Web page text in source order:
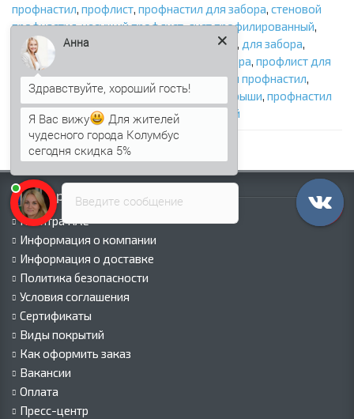
профнастил, профлист, профнастил для забора, стеновой
профнастил,несущий профлист,лист профилированный,
профилированный лист
металлопрофиль , для забора,
заборный профнастил
профлист для забора, профлист для
крыши,профлисты,профлист,кровельный профнастил,
профлист кровельный,профнастил для крыши, профнастил
несущий
несущий лист профилированный
Информация
Палитра RAL
Информация о компании
Информация о доставке
Политика безопасности
Условия соглашения
Сертификаты
Виды покрытий
Как оформить заказ
Вакансии
Оплата
Пресс-центр
Введите сообщение
Анна
Я Вас вижу
Для жителей
чудесного города Колумбус
сегодня скидка 5%